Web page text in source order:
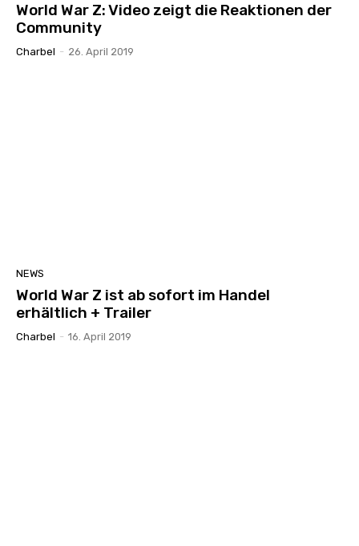
World War Z: Video zeigt die Reaktionen der
Community
Charbel - 26. April 2019
NEWS
World War Z ist ab sofort im Handel
erhältlich + Trailer
Charbel - 16. April 2019